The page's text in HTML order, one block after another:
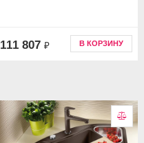
111 807 ₽ В КОРЗИНУ